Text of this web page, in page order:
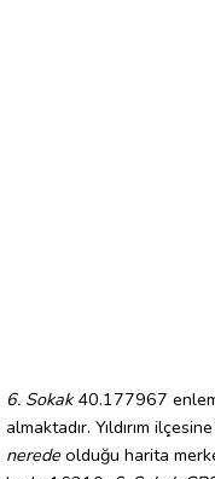
6. Sokak40.177967
almaktadır. Yıldırım ilçesine
nerede olduğu harita